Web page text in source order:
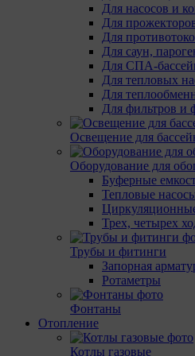
Для насосов и
Для
Для
Для саун,
Для СПА-
Для тепловых
Для
Для фильтров и
Освещение для
Оборудование для
Буферные
Тепловые
Трех, четырех
Трубы и фитинги
Запорная
Ротаметры
Фонтаны
Отопление
Котлы газовые